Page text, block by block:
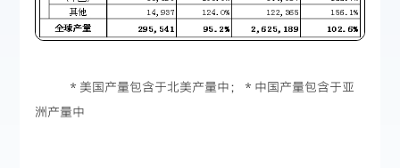
＊美国产量包含于北美产量中；＊中国产量包含于亚
洲产量中